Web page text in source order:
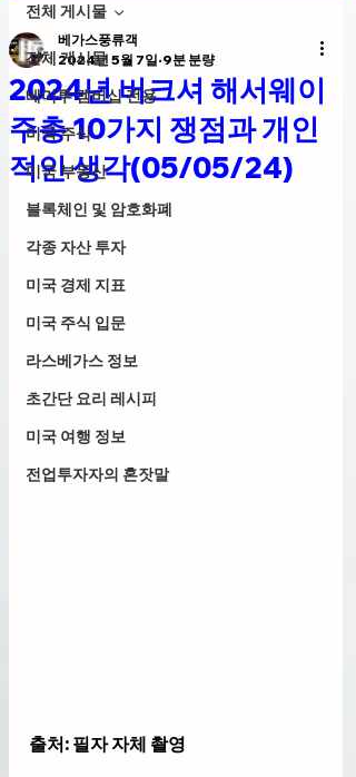
전체 게시물
베미투 멤버십 전용
미국 주식
미국 부동산
블록체인 및 암호화폐
각종 자산 투자
미국 경제 지표
미국 주식 입문
라스베가스 정보
초간단 요리 레시피
미국 여행 정보
전업투자자의 혼잣말
전체 게시물
2024년 버크셔 해서웨이
주총 10가지 쟁점과 개인
적인 생각(05/05/24)
베가스풍류객
2024년 5월 7일 9분 분량
출처: 필자 자체 촬영